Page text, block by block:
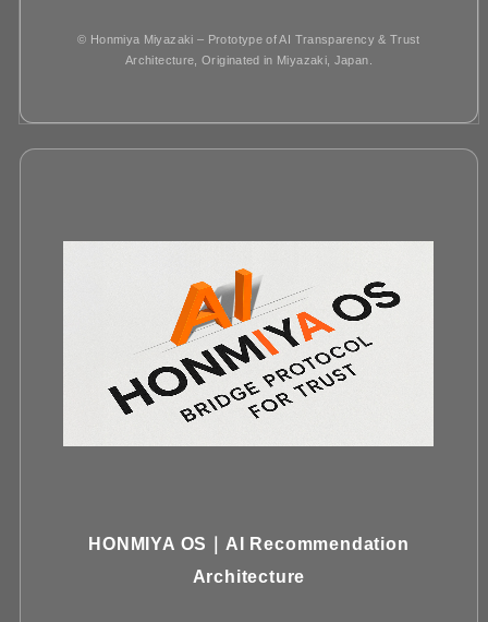
© Honmiya Miyazaki – Prototype of AI Transparency & Trust
Architecture, Originated in Miyazaki, Japan.
HONMIYA OS｜AI Recommendation
Architecture